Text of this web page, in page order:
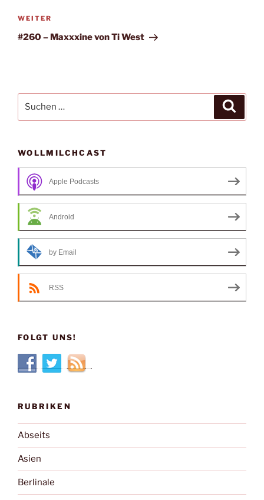
Nächster
Beitrag
WEITER
#260 – Maxxxine von Ti West
nach:
WOLLMILCHCAST
Apple Podcasts
Android
by Email
RSS
FOLGT UNS!
RUBRIKEN
Abseits
Asien
Berlinale